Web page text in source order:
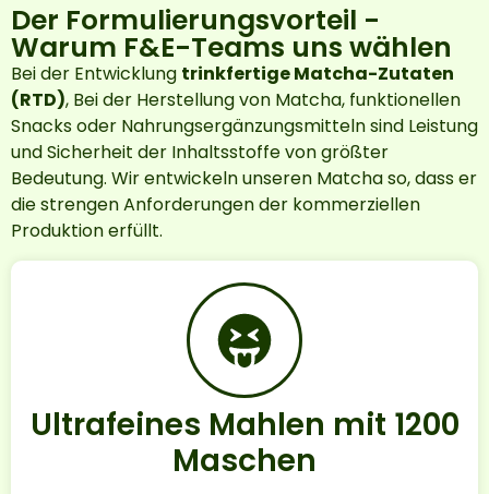
Der Formulierungsvorteil -
Warum F&E-Teams uns wählen
Bei der Entwicklung trinkfertige Matcha-Zutaten
(RTD), Bei der Herstellung von Matcha, funktionellen
Snacks oder Nahrungsergänzungsmitteln sind Leistung
und Sicherheit der Inhaltsstoffe von größter
Bedeutung. Wir entwickeln unseren Matcha so, dass er
die strengen Anforderungen der kommerziellen
Produktion erfüllt.
Ultrafeines Mahlen mit 1200
Maschen